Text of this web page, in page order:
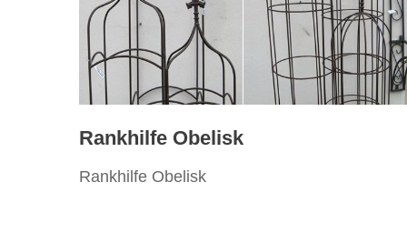
Rankhilfe Obelisk
Rankhilfe Obelisk